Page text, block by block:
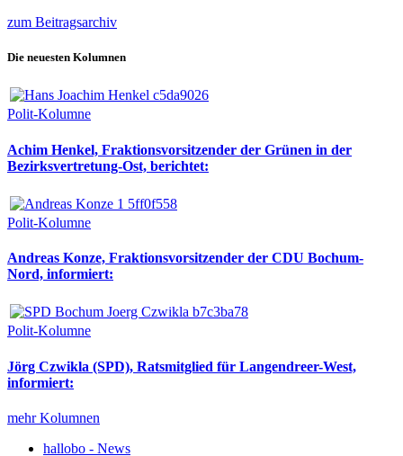
zum Beitragsarchiv
Die neuesten Kolumnen
Polit-Kolumne
Achim Henkel, Fraktionsvorsitzender der Grünen in der
Bezirksvertretung-Ost, berichtet:
Polit-Kolumne
Andreas Konze, Fraktionsvorsitzender der CDU Bochum-
Nord, informiert:
Polit-Kolumne
Jörg Czwikla (SPD), Ratsmitglied für Langendreer-West,
informiert:
mehr Kolumnen
hallobo - News